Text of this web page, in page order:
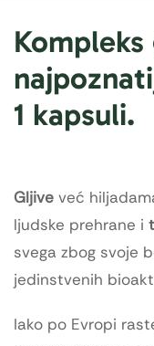
1 kapsuli.
Gljive već
ljudske prehrane i
svega zbog svoje
jedinstvenih
Iako po Evropi